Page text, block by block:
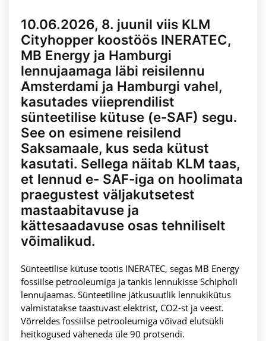
10.06.2026, 8. juunil viis KLM
Cityhopper koostöös INERATEC,
MB Energy ja Hamburgi
lennujaamaga läbi reisilennu
Amsterdami ja Hamburgi vahel,
kasutades viieprendilist
sünteetilise kütuse (e-SAF) segu.
See on esimene reisilend
Saksamaale, kus seda kütust
kasutati. Sellega näitab KLM taas,
et lennud e- SAF-iga on hoolimata
praegustest väljakutsetest
mastaabitavuse ja
kättesaadavuse osas tehniliselt
võimalikud.
Sünteetilise kütuse tootis INERATEC, segas MB Energy
fossiilse petrooleumiga ja tankis lennukisse Schipholi
lennujaamas. Sünteetiline jätkusuutlik lennukikütus
valmistatakse taastuvast elektrist, CO2-st ja veest.
Võrreldes fossiilse petrooleumiga võivad elutsükli
heitkogused väheneda üle 90 protsendi.